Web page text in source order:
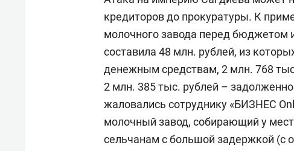
кредиторов до прокуратуры. К
молочного завода перед бюджетом
составила 48 млн. рублей, из
денежным средствам, 2 млн. 768
2 млн. 385 тыс. рублей –
жаловались сотруднику «БИЗНЕС
молочный завод, собирающий у
сельчанам с большой задержкой (с